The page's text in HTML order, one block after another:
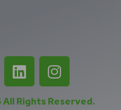
All Rights Reserved.